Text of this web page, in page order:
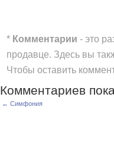
* Комментарии - это
продавце. Здесь вы
Чтобы оставить
Комментариев
← Симфония